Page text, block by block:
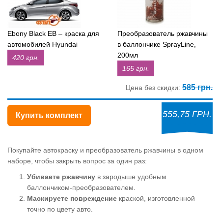
Ebony Black EB – краска для
автомобилей Hyundai
420 грн.
Преобразователь ржавчины
в баллончике SprayLine,
200мл
165 грн.
Цена без скидки: 585 грн.
Купить комплект 555,75 ГРН.
Покупайте автокраску и преобразователь ржавчины в одном
наборе, чтобы закрыть вопрос за один раз:
Убиваете ржавчину в зародыше удобным
баллончиком-преобразователем.
Маскируете повреждение краской, изготовленной
точно по цвету авто.